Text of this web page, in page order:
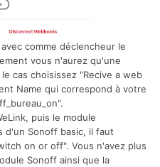
comme déclencheur le
vous n'aurez qu'une
cas choisissez "Recive a web
Name qui correspond à votre
puis le module
d'un Sonoff basic, il faut
on or off". Vous n'avez plus
Sonoff ainsi que la